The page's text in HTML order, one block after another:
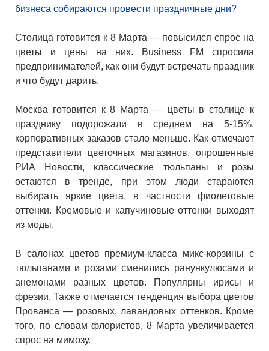
бизнеса собираются провести праздничные дни?
Столица готовится к 8 Марта — повысился спрос на
цветы и цены на них. Business FM спросила
предпринимателей, как они будут встречать праздник
и что будут дарить.
Москва готовится к 8 Марта — цветы в столице к
празднику подорожали в среднем на 5-15%,
корпоративных заказов стало меньше. Как отмечают
представители цветочных магазинов, опрошенные
РИА Новости, классические тюльпаны и розы
остаются в тренде, при этом люди стараются
выбирать яркие цвета, в частности фиолетовые
оттенки. Кремовые и капучиновые оттенки выходят
из моды.
В салонах цветов премиум-класса микс-корзины с
тюльпанами и розами сменились ранункулюсами и
анемонами разных цветов. Популярны ирисы и
фрезии. Также отмечается тенденция выбора цветов
Прованса — розовых, лавандовых оттенков. Кроме
того, по словам флористов, 8 Марта увеличивается
спрос на мимозу.